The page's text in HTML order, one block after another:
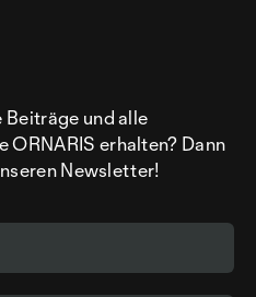
und alle
ORNARIS erhalten? Dann
Newsletter!